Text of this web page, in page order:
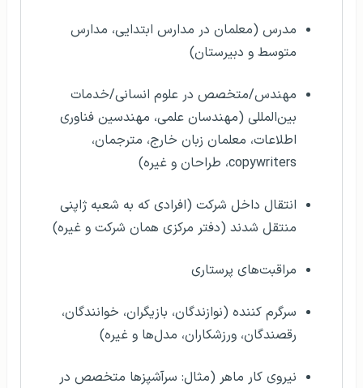
مدرس (معلمان در مدارس ابتدایی، مدارس
متوسط و دبیرستان)
مهندس/متخصص در علوم انسانی/خدمات
بین‌المللی (مهندسان علمی، مهندسین فناوری
اطلاعات، معلمان زبان خارج، مترجمان،
copywriters، طراحان و غیره)
انتقال داخل شرکت (افرادی که به شعبه ژاپنی
منتقل شدند (دفتر مرکزی همان شرکت و غیره)
مراقبت‌های پرستاری
سرگرم کننده (نوازندگان، بازیگران، خوانندگان،
رقصندگان، ورزشکاران، مدل‌ها و غیره)
نیروی کار ماهر (مثال: سرآشپزها متخصص در